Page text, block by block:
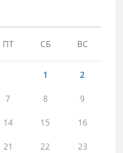
ПТ СБ ВС
1 2
7 8 9
14 15 16
21 22 23